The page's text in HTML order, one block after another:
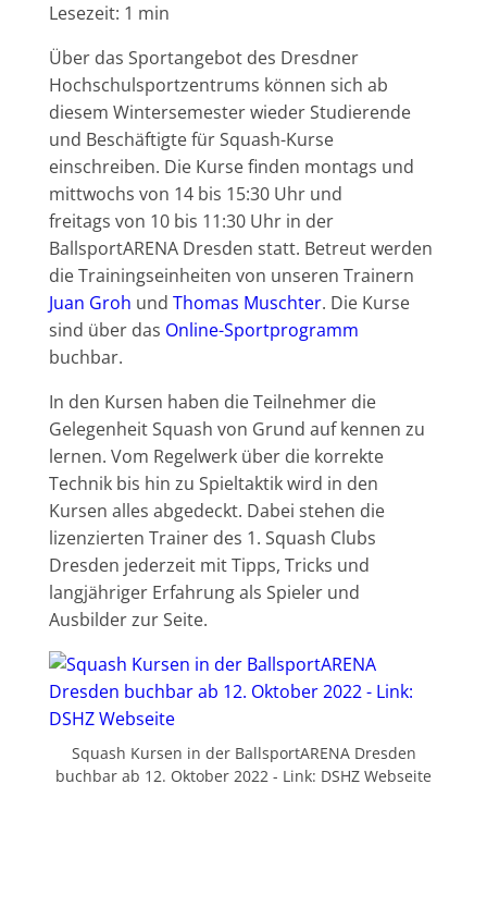
Lesezeit: 1 min
Über das Sportangebot des Dresdner
Hochschulsportzentrums können sich ab
diesem Wintersemester wieder Studierende
und Beschäftigte für Squash-Kurse
einschreiben. Die Kurse finden montags und
mittwochs von 14 bis 15:30 Uhr und
freitags von 10 bis 11:30 Uhr in der
BallsportARENA Dresden statt. Betreut werden
die Trainingseinheiten von unseren Trainern
Juan Groh und Thomas Muschter. Die Kurse
sind über das Online-Sportprogramm
buchbar.
In den Kursen haben die Teilnehmer die
Gelegenheit Squash von Grund auf kennen zu
lernen. Vom Regelwerk über die korrekte
Technik bis hin zu Spieltaktik wird in den
Kursen alles abgedeckt. Dabei stehen die
lizenzierten Trainer des 1. Squash Clubs
Dresden jederzeit mit Tipps, Tricks und
langjähriger Erfahrung als Spieler und
Ausbilder zur Seite.
Squash Kursen in der BallsportARENA Dresden
buchbar ab 12. Oktober 2022 - Link: DSHZ Webseite